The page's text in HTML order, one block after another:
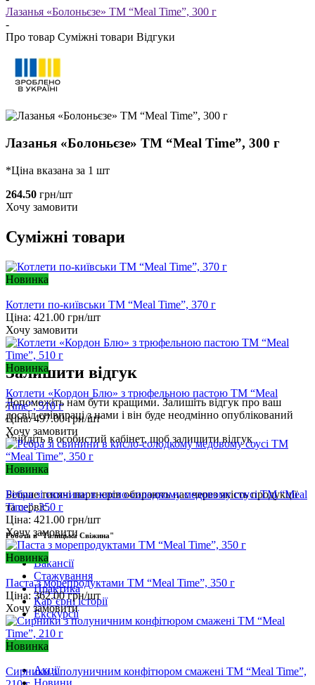
Лазанья «Болоньєзе» ТМ “Meal Time”, 300 г
-
Про товар Суміжні товари Відгуки
Лазанья «Болоньєзе» ТМ “Meal Time”, 300 г
*Ціна вказана за 1 шт
264.50 грн/шт
Хочу замовити
Суміжні товари
Новинка
Котлети по-київськи ТМ “Meal Time”, 370 г
Ціна: 421.00 грн/шт
Хочу замовити
Новинка
Котлети «Кордон Блю» з трюфельною пастою ТМ “Meal
Time”, 510 г
Ціна:497.00 грн/шт
Хочу замовити
Новинка
Ребра зі свинини в кисло-солодкому медовому соусі ТМ “Meal
Time”, 350 г
Ціна: 421.00 грн/шт
Хочу замовити
Новинка
Паста з морепродуктами ТМ “Meal Time”, 350 г
Ціна: 362.00 грн/шт
Хочу замовити
Новинка
Сирники з полуничним конфітюром смажені ТМ “Meal Time”,
Залишити відгук
Допоможіть нам бути кращими. Залишіть відгук про ваш
досвід співпраці з нами і він буде неодмінно опублікований
Увійдітьв особистий кабінет, щоб залишити відгук
Більше тисячі партнерів обирають нас через якість продукції
та сервіс.
Робота в "Галицька Свіжина"
Вакансії
Стажування
Практика
Карʼєрні історії
Екскурсії
Інформація
Акції